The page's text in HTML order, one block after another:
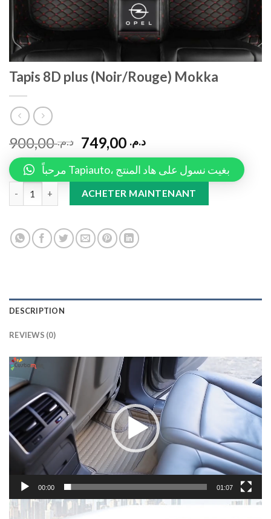
Tapis 8D plus (Noir/Rouge) Mokka
د.م.900,00 د.م.
مرحباً Tapiauto، بغيت نسول على هاد المنتج
Tapis 8D plus (Noir/Rouge) Mokka quantity
ACHETER MAINTENANT
DESCRIPTION
REVIEWS (0)
Lecteur
vidéo
00:00 01:07